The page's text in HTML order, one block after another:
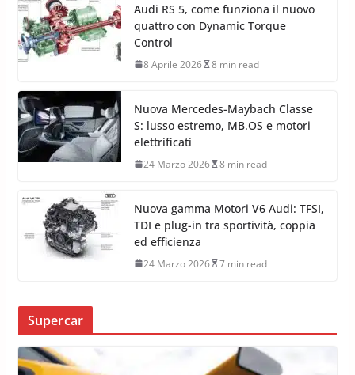
Audi RS 5, come funziona il nuovo
quattro con Dynamic Torque
Control
8 Aprile 2026 8 min read
Nuova Mercedes-Maybach Classe
S: lusso estremo, MB.OS e motori
elettrificati
24 Marzo 2026 8 min read
Nuova gamma Motori V6 Audi: TFSI,
TDI e plug-in tra sportività, coppia
ed efficienza
24 Marzo 2026 7 min read
Supercar